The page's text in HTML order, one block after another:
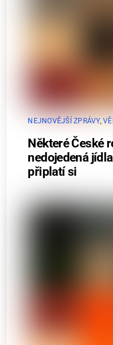
NEJNOVĚJŠÍ ZPRÁVY,
Některé České
nedojedená
připlatí si